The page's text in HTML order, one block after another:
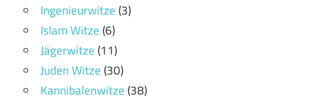
Ingenieurwitze(3)
Islam Witze(6)
Jägerwitze(11)
Juden Witze(30)
Kannibalenwitze(38)